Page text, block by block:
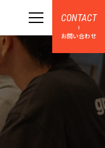
CONTACT
お問い合わせ